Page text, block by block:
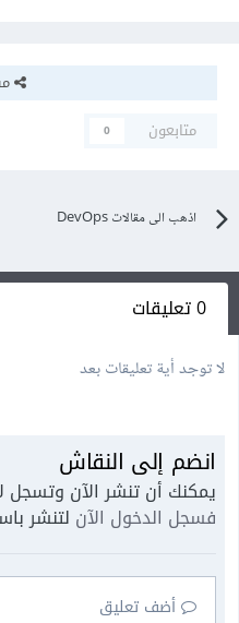
متابعون
0
اذهب الى مقالات DevOps
0 تعليقات
لا توجد أية تعليقات بعد
انضم إلى النقاش
يمكنك أن تنشر الآن وتسجل
فسجل الدخول الآن لتنشر
أضف تعليق